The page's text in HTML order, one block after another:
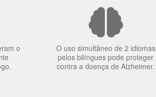
o
O uso simultâneo de 2 idiomas
pelos bilíngues pode proteger
contra a doença de Alzheimer.